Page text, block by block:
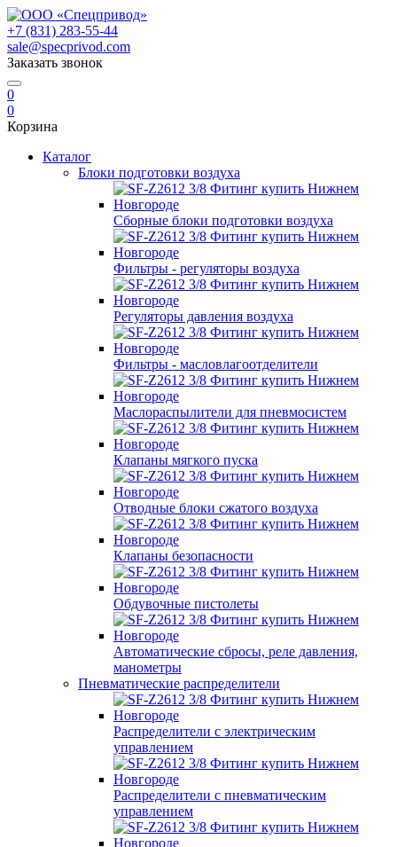
+7 (831) 283-55-44
sale@specprivod.com
Заказать звонок
0
0
Корзина
Каталог
Блоки подготовки воздуха
Сборные блоки подготовки воздуха
Фильтры - регуляторы воздуха
Регуляторы давления воздуха
Фильтры - масловлагоотделители
Маслораспылители для пневмосистем
Клапаны мягкого пуска
Отводные блоки сжатого воздуха
Клапаны безопасности
Обдувочные пистолеты
Автоматические сбросы, реле давления,
манометры
Пневматические распределители
Распределители с электрическим
управлением
Распределители с пневматическим
управлением